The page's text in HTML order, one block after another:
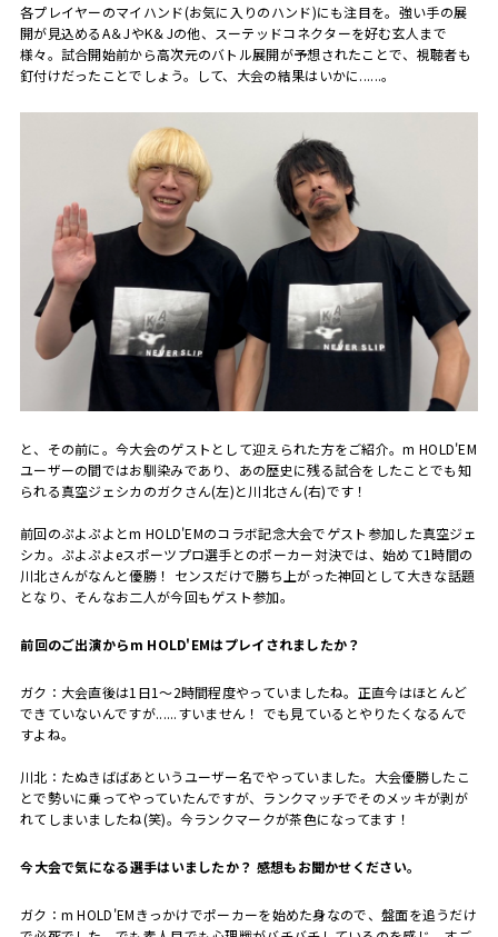
各プレイヤーのマイハンド(お気に入りのハンド)にも注目を。強い手の展
開が見込めるA＆JやK＆Jの他、スーテッドコネクターを好む玄人まで
様々。試合開始前から高次元のバトル展開が予想されたことで、視聴者も
釘付けだったことでしょう。して、大会の結果はいかに......。
と、その前に。今大会のゲストとして迎えられた方をご紹介。m HOLD'EM
ユーザーの間ではお馴染みであり、あの歴史に残る試合をしたことでも知
られる真空ジェシカのガクさん(左)と川北さん(右)です！
前回のぷよぷよとm HOLD'EMのコラボ記念大会でゲスト参加した真空ジェ
シカ。ぷよぷよeスポーツプロ選手とのポーカー対決では、始めて1時間の
川北さんがなんと優勝！ センスだけで勝ち上がった神回として大きな話題
となり、そんなお二人が今回もゲスト参加。
――前回のご出演からm HOLD'EMはプレイされましたか？
ガク：大会直後は1日1〜2時間程度やっていましたね。正直今はほとんど
できていないんですが......すいません！ でも見ているとやりたくなるんで
すよね。
川北：たぬきばばあというユーザー名でやっていました。大会優勝したこ
とで勢いに乗ってやっていたんですが、ランクマッチでそのメッキが剥が
れてしまいましたね(笑)。今ランクマークが茶色になってます！
――今大会で気になる選手はいましたか？ 感想もお聞かせください。
ガク： m HOLD'EMきっかけでポーカーを始めた身なので、盤面を追うだけ